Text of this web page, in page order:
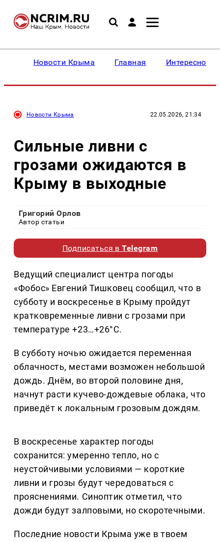
Новости Крыма Главная Интересное
Новости Крыма 22.05.2026, 21:34
Сильные ливни с
грозами ожидаются в
Крыму в выходные
Григорий Орлов
Автор статьи
Подписаться вTelegram
Ведущий специалист центра погоды
«Фобос» Евгений Тишковец сообщил, что в
субботу и воскресенье в Крыму пройдут
кратковременные ливни с грозами при
температуре +23…+26°C.
В субботу ночью ожидается переменная
облачность, местами возможен небольшой
дождь. Днём, во второй половине дня,
начнут расти кучево-дождевые облака, что
приведёт к локальным грозовым дождям.
В воскресенье характер погоды
сохранится: умеренно тепло, но с
неустойчивыми условиями — короткие
ливни и грозы будут чередоваться с
прояснениями. Синоптик отметил, что
дожди будут залповыми, но скоротечными.
Последние новости Крыма уже в твоем